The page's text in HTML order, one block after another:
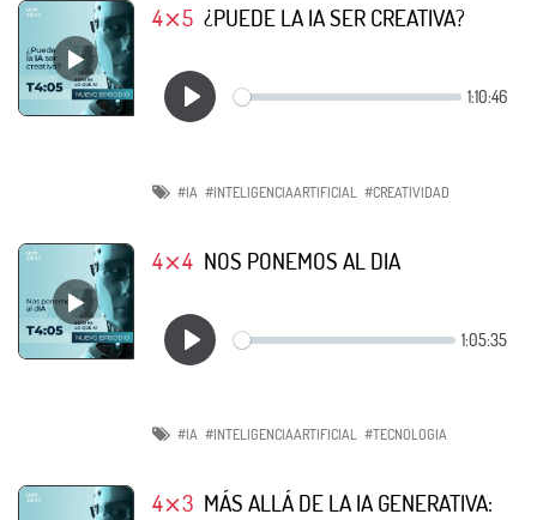
4⨯5 ¿PUEDE LA IA SER CREATIVA?
#IA #INTELIGENCIAARTIFICIAL #CREATIVIDAD
4⨯4 NOS PONEMOS AL DIA
#IA #INTELIGENCIAARTIFICIAL #TECNOLOGIA
4⨯3 MÁS ALLÁ DE LA IA GENERATIVA: